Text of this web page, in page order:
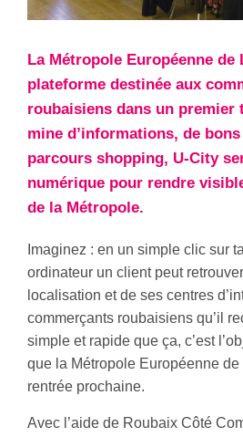
La Métropole Européenne de
plateforme destinée aux
roubaisiens dans un premier
mine d’informations, de
parcours shopping, U-City
numérique pour rendre
de la Métropole.
Imaginez : en un simple clic sur
ordinateur un client peut
localisation et de ses centres
commerçants roubaisiens qu’il
simple et rapide que ça, c’est
que la Métropole Européenne
rentrée prochaine.
Avec l’aide de Roubaix Côté